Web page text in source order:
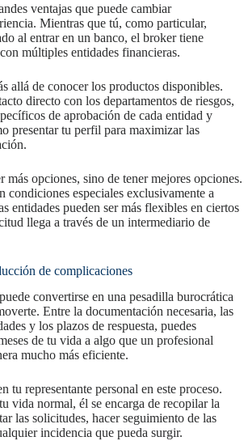
ventajas que puede cambiar
Mientras que tú, como particular,
al entrar en un banco, el broker tiene
múltiples entidades financieras.
allá de conocer los productos disponibles.
directo con los departamentos de riesgos,
de aprobación de cada entidad y
presentar tu perfil para maximizar las
más opciones, sino de tener mejores opciones.
condiciones especiales exclusivamente a
entidades pueden ser más flexibles en ciertos
llega a través de un intermediario de
de complicaciones
convertirse en una pesadilla burocrática
Entre la documentación necesaria, las
y los plazos de respuesta, puedes
de tu vida a algo que un profesional
mucho más eficiente.
tu representante personal en este proceso.
vida normal, él se encarga de recopilar la
las solicitudes, hacer seguimiento de las
incidencia que pueda surgir.